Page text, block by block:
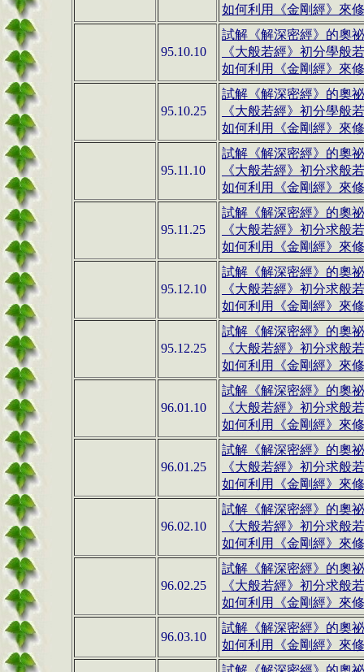
如何利用《金剛經》來
95.10.10
試解《解深密經》的奧
《大般若經》 初分學般
如何利用《金剛經》來
95.10.25
試解《解深密經》的奧
《大般若經》 初分學般
如何利用《金剛經》來
95.11.10
試解《解深密經》的奧
《大般若經》 初分求般
如何利用《金剛經》來
95.11.25
試解《解深密經》的奧
《大般若經》 初分求般
如何利用《金剛經》來
95.12.10
試解《解深密經》的奧
《大般若經》初分求般
如何利用《金剛經》來
95.12.25
試解《解深密經》的奧
《大般若經》初分求般
如何利用《金剛經》來
96.01.10
試解《解深密經》的奧
《大般若經》初分求般
如何利用《金剛經》來
96.01.25
試解《解深密經》的奧
《大般若經》初分求般
如何利用《金剛經》來
96.02.10
試解《解深密經》的奧
《大般若經》初分求般
如何利用《金剛經》來
96.02.25
試解《解深密經》的奧
《大般若經》初分求般
如何利用《金剛經》來
96.03.10
試解《解深密經》的奧
如何利用《金剛經》來